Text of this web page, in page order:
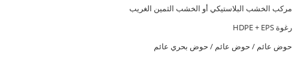
مركب الخشب البلاستيكي أو الخشب الثمين الغريب
رغوة HDPE + EPS
حوض عائم / حوض عائم / حوض بحري عائم